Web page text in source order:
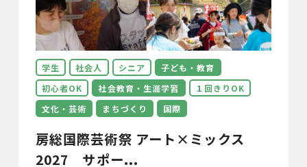
学生 社会人 シニア
子ども・教育
初心者OK
社会教育・生涯学習
１回きりOK
文化・芸術
まちづくり 国際
房総国際芸術祭 アート×ミックス
2027 サポー...